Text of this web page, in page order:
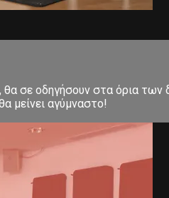
θα σε οδηγήσουν στα όρια
μείνει αγύμναστο!